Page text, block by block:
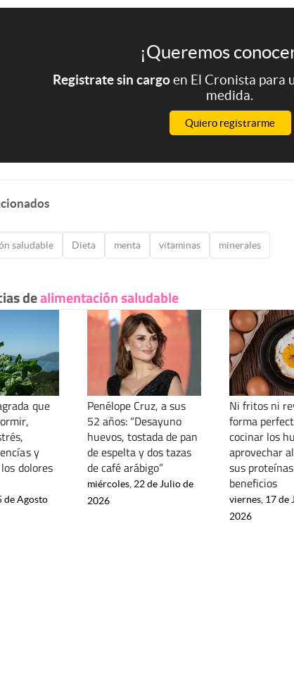
¡Queremos
Registrate sin cargoen El Cronista para
medida.
Quiero registrarme
saludable Dieta menta vitaminas minerales
dealimentación saludable
que
y
dolores
de Agosto
Penélope Cruz, a sus
52 años: “Desayuno
huevos, tostada de pan
de espelta y dos tazas
de café arábigo”
miércoles, 22 de Julio de
2026
Ni fritos ni
forma
cocinar los
aprovechar
sus
beneficios
viernes, 17 de
2026